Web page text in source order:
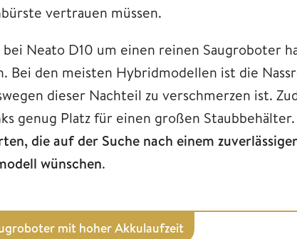
vertrauen müssen.
bei Neato D10 um einen reinen Saugroboter
Bei den meisten Hybridmodellen ist die
dieser Nachteil zu verschmerzen ist.
genug Platz für einen großen Staubbehälter.
die auf der Suche nach einem
wünschen.
mit hoher Akkulaufzeit